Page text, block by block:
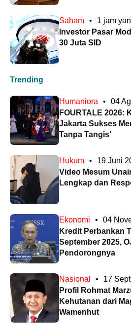
Saham •
1 jam
Investor Pasar
30 Juta SID
Trending
Humaniora •
04
FOURTALE 2026:
Jakarta Sukses
Tanpa Tangis’
Hukum •
19 Juni
Video Mesum
Lengkap dan
Ekonomi •
04
Kredit Perbankan
September 2025,
Pendorongnya
Nasional •
17
Profil Rohmat
Kehutanan dari
Wamenhut